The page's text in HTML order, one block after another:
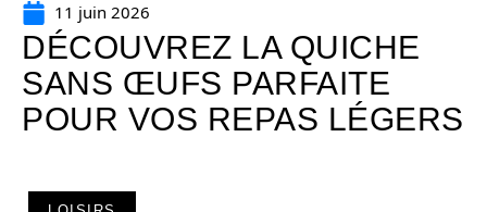
11 juin 2026
DÉCOUVREZ LA QUICHE
SANS ŒUFS PARFAITE
POUR VOS REPAS LÉGERS